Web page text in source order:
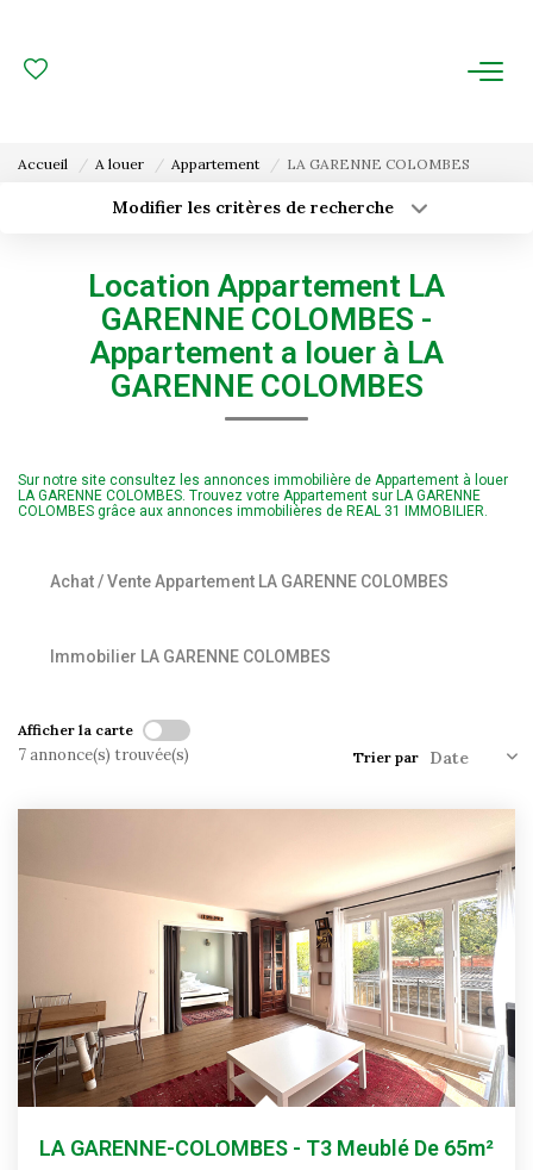
ESTIMATION
FAIRE GÉRER
Gestion Locative
Gestion De Copropriété
Nos Agences
Nos Valeurs
Extranet Syndic Et Gestion Locative
Extranet Vendeur/acquéreur
Extranet Syndic Estale
Accueil A louer Appartement LA GARENNE COLOMBES
Modifier les critères de recherche
Sélectionnez...
Type de bien
Surface min
Budget max Plus de critères
Location Appartement LA
GARENNE COLOMBES -
Appartement a louer à LA
GARENNE COLOMBES
Sur notre site consultez les annonces immobilière de Appartement à louer
LA GARENNE COLOMBES. Trouvez votre Appartement sur LA GARENNE
COLOMBES grâce aux annonces immobilières de REAL 31 IMMOBILIER.
Achat / Vente Appartement LA GARENNE COLOMBES
Immobilier LA GARENNE COLOMBES
Afficher la carte
7 annonce(s) trouvée(s) Trier par
LA GARENNE-COLOMBES - T3 Meublé De 65m²